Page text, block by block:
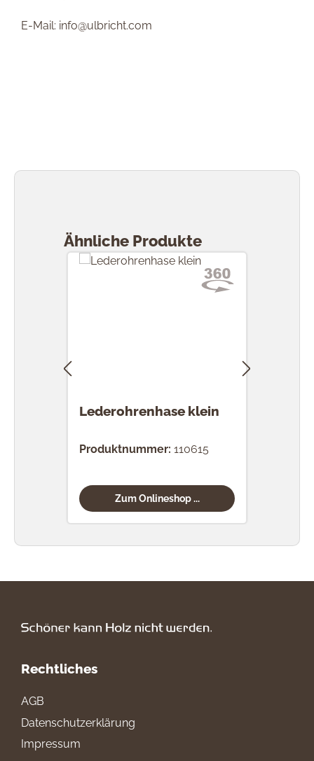
E-Mail: info@ulbricht.com
Ähnliche Produkte
Lederohrenhase klein
Produktnummer: 110615
Zum Onlineshop ...
Rechtliches
AGB
Datenschutzerklärung
Impressum